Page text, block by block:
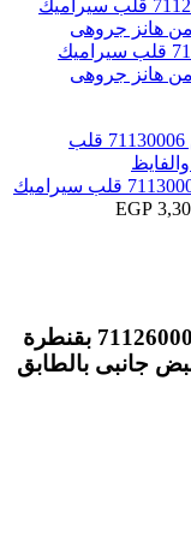
( طلب مسبق ) خلاط حوض نوفوس 71123000 قلب سيراميك
( طلب مسبق ) خلاط حوض عالى لوجيس 71130006 قلب سيراميك
EGP
( طلب مسبق ) خلاط حوض نوفوس 71126000 بقنطرة
جانبى بالطابق